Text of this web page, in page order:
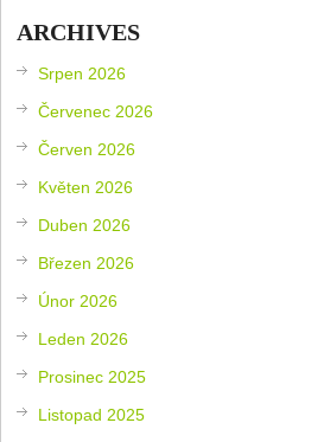
ARCHIVES
Srpen 2026
Červenec 2026
Červen 2026
Květen 2026
Duben 2026
Březen 2026
Únor 2026
Leden 2026
Prosinec 2025
Listopad 2025